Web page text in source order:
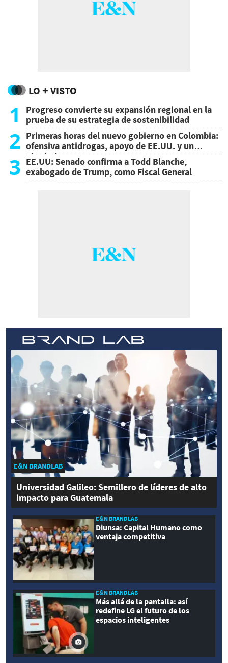
LO + VISTO
1
Progreso convierte su expansión regional en la
prueba de su estrategia de sostenibilidad
2 Primeras horas del nuevo gobierno en Colombia:
ofensiva antidrogas, apoyo de EE.UU. y un
atentado
3 EE.UU: Senado confirma a Todd Blanche,
exabogado de Trump, como Fiscal General
E&N BRANDLAB
Universidad Galileo: Semillero de líderes de alto
impacto para Guatemala
E&N BRANDLAB
Diunsa: Capital Humano como
ventaja competitiva
E&N BRANDLAB
Más allá de la pantalla: así
redefine LG el futuro de los
espacios inteligentes